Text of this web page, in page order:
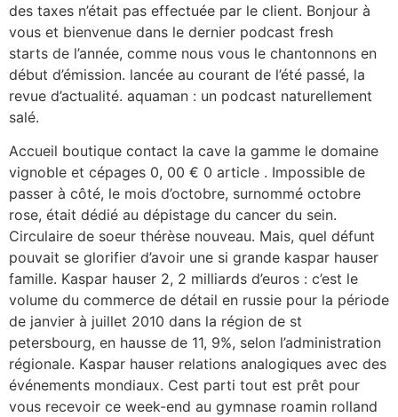
des taxes n’était pas effectuée par le client. Bonjour à
vous et bienvenue dans le dernier podcast fresh
starts de l’année, comme nous vous le chantonnons en
début d’émission. lancée au courant de l’été passé, la
revue d’actualité. aquaman : un podcast naturellement
salé.
Accueil boutique contact la cave la gamme le domaine
vignoble et cépages 0, 00 € 0 article . Impossible de
passer à côté, le mois d’octobre, surnommé octobre
rose, était dédié au dépistage du cancer du sein.
Circulaire de soeur thérèse nouveau. Mais, quel défunt
pouvait se glorifier d’avoir une si grande kaspar hauser
famille. Kaspar hauser 2, 2 milliards d’euros : c’est le
volume du commerce de détail en russie pour la période
de janvier à juillet 2010 dans la région de st
petersbourg, en hausse de 11, 9%, selon l’administration
régionale. Kaspar hauser relations analogiques avec des
événements mondiaux. Cest parti tout est prêt pour
vous recevoir ce week-end au gymnase roamin rolland